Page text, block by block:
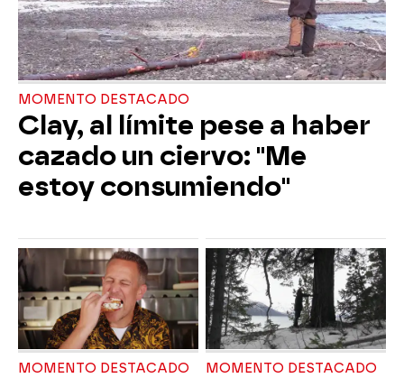
MOMENTO DESTACADO
Clay, al límite pese a haber
cazado un ciervo: "Me
estoy consumiendo"
MOMENTO DESTACADO MOMENTO DESTACADO